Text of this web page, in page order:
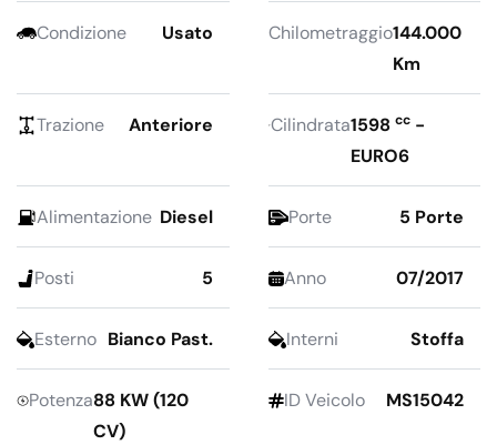
Condizione Usato Chilometraggio144.000
Km
Trazione Anteriore Cilindrata1598 cc-
EURO6
Alimentazione Diesel Porte 5 Porte
Posti 5 Anno 07/2017
Esterno Bianco Past. Interni Stoffa
Potenza88 KW (120
CV)
ID Veicolo MS15042